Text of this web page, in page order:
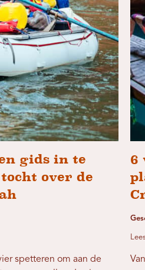
​​gids in te
over de
spetteren om aan de
6